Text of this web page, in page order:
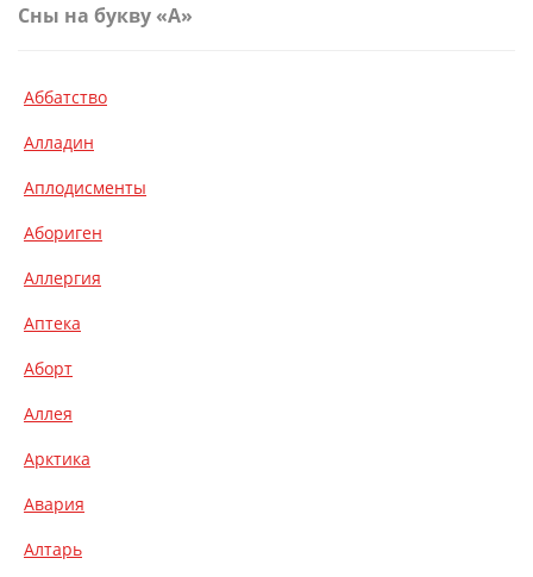
Сны на букву «А»
Аббатство
Алладин
Аплодисменты
Абориген
Аллергия
Аптека
Аборт
Аллея
Арктика
Авария
Алтарь